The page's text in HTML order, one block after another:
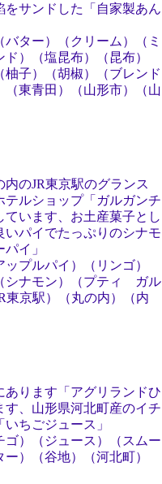
サンドした「自家製あん
ター）（クリーム）（ミ
）（塩昆布）（昆布）
柚子）（胡椒）（ブレンド
東青田）（山形市）（山
のJR東京駅のグランス
ルショップ「ガルガンチ
います、お土産菓子とし
パイでたっぷりのシナモ
イ」
プルパイ）（リンゴ）
シナモン）（プティ ガル
東京駅）（丸の内）（内
あります「アグリランドひ
、山形県河北町産のイチ
ちごジュース」
ゴ）（ジュース）（スムー
）（谷地）（河北町）